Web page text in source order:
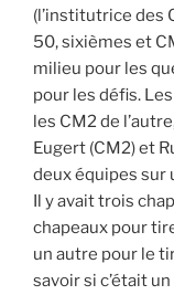
(l’institutrice des
50, sixièmes et
milieu pour les
pour les défis.
les CM2 de
Eugert (CM2) et
deux équipes sur
Il y avait trois
chapeaux pour
un autre pour le
savoir si c’était